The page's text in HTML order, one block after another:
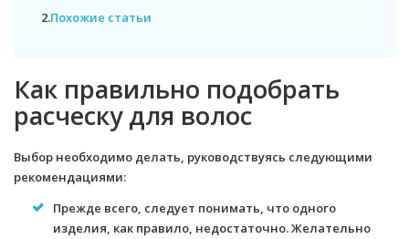
2.Похожие статьи
Как правильно подобрать
расческу для волос
Выбор необходимо делать, руководствуясь следующими
рекомендациями:
Прежде всего, следует понимать, что одного
изделия, как правило, недостаточно. Желательно